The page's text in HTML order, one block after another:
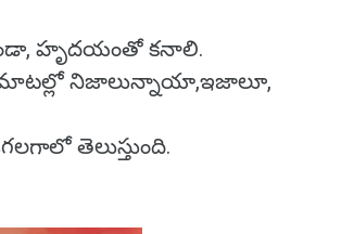
హృదయంతో కనాలి.
నిజాలున్నాయా,ఇజాలూ,
తెలుస్తుంది.